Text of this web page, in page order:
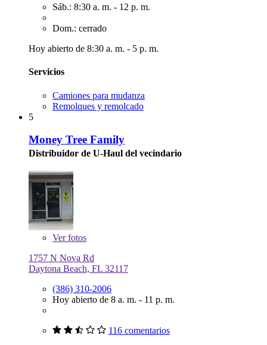
Sáb.: 8:30 a. m. - 12 p. m.
Dom.: cerrado
Hoy abierto de 8:30 a. m. - 5 p. m.
Servicios
Camiones para mudanza
Remolques y remolcado
5
Money Tree Family
Distribuidor de U-Haul del vecindario
Verfotos
1757 N Nova Rd
Daytona Beach, FL 32117
(386) 310-2006
Hoy abierto de 8 a. m. - 11 p. m.
116 comentarios